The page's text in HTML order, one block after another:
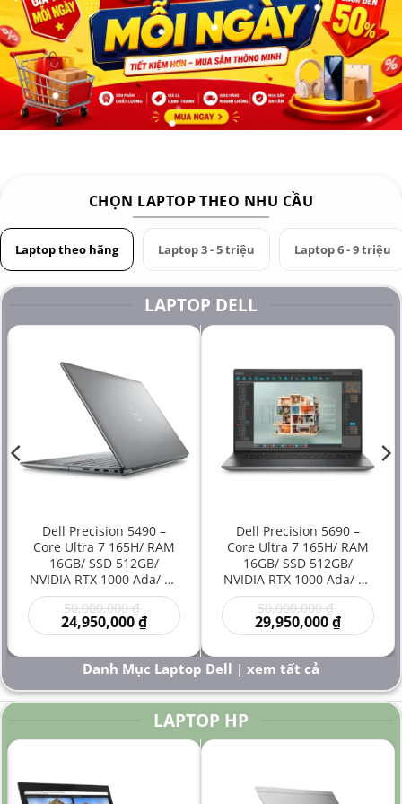
CHỌN LAPTOP THEO NHU CẦU
Laptop theo hãng Laptop 3 - 5 triệu Laptop 6 - 9 triệu
LAPTOP DELL
Dell Precision 5490 –
Core Ultra 7 165H/ RAM
16GB/ SSD 512GB/
NVIDIA RTX 1000 Ada/ 14
inch – Laptop
Workstation Đồ Họa Siêu
Gọn Hiệu Năng Cao Giá
50,000,000₫
gốc
là:
50,000,000 ₫.
24,950,000₫Giá
hiện
là:
24,950,000 ₫.
Dell Precision 5690 –
Core Ultra 7 165H/ RAM
16GB/ SSD 512GB/
NVIDIA RTX 1000 Ada/ 16
inch – Laptop
Workstation Cao Cấp Đồ
Họa Kỹ Thuật Sáng Tạo
50,000,000₫
gốc
là:
29,950,000₫Giá
hiện
là:
₫.
Danh Mục Laptop Dell | xem tất cả
LAPTOP HP